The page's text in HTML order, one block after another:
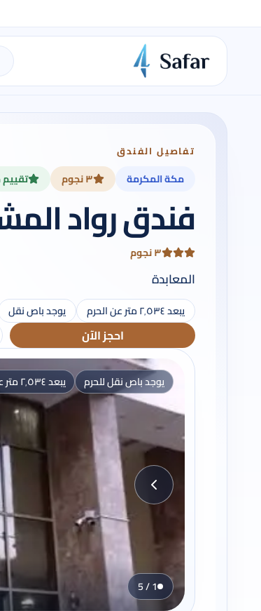
تفاصيل الفندق
مكة المكرمة ٣ نجوم تقييم
فندق رواد
٣ نجوم
المعابدة
يبعد ٢٬٥٣٤ متر عن الحرم يوجد باص نقل
احجز الآن
يوجد باص نقل للحرم يبعد ٢٬٥٣٤ متر عن الحرم
1 / 5